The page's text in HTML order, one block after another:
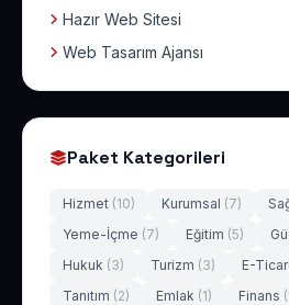
Hazır Web Sitesi
Web Tasarım Ajansı
Paket Kategorileri
Hizmet (10) Kurumsal (7)
Yeme-İçme (7) Eğitim (5)
Hukuk (3) Turizm (3) E-
Tanıtım (2) Emlak (1) Finans